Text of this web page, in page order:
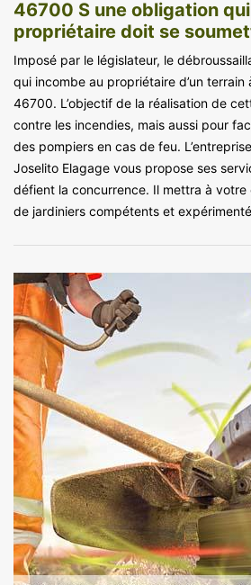
46700 S une obligation
propriétaire doit se
Imposé par le législateur, le
qui incombe au propriétaire d’un terrain
46700. L’objectif de la réalisation de
contre les incendies, mais aussi pour
des pompiers en cas de feu.
Joselito Elagage vous propose ses
défient la concurrence. Il mettra à
de jardiniers compétents et